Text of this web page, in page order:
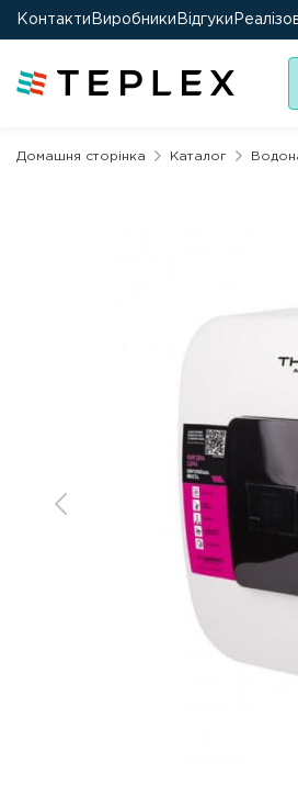
Контакти Виробники Відгуки
Домашня сторінка Каталог